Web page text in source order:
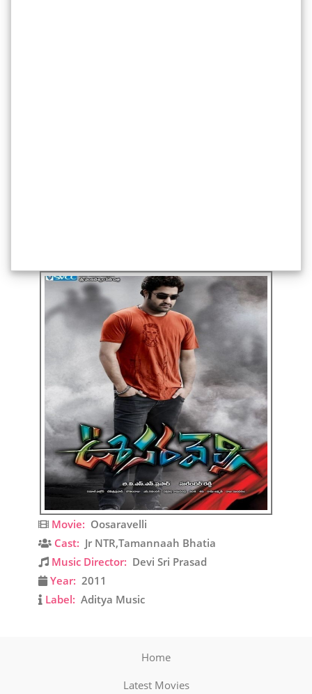
Movie: Oosaravelli
Cast: Jr NTR,Tamannaah Bhatia
Music Director: Devi Sri Prasad
Year: 2011
Label: Aditya Music
Home
Latest Movies